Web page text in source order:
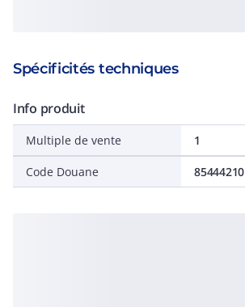
Spécificités techniques
Info produit
Multiple de vente 1
Code Douane 85444210